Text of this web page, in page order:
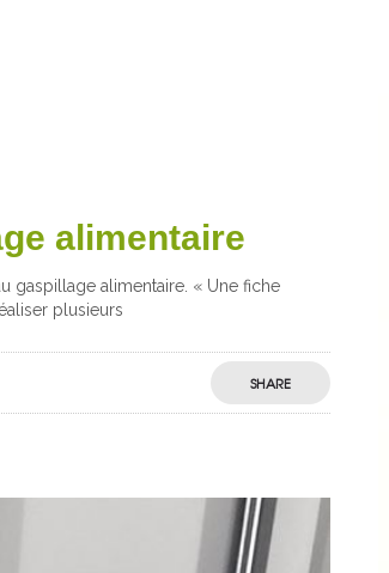
alimentaire
gaspillage alimentaire. « Une fiche
plusieurs
SHARE